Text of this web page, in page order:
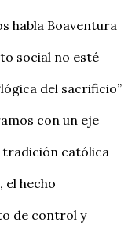
habla Boaventura
social no esté
del sacrificio”
con un eje
tradición católica
el hecho
de control y